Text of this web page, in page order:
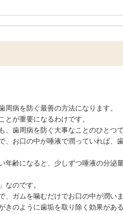
病を防ぐ最善の方法になります。
が重要になるわけです。
歯周病を防ぐ大事なことのひとつで
、お口の中が唾液で潤っていれば、
年齢になると、少しずつ唾液の分泌
のです。
ガムを噛むだけでお口の中が潤いま
きのように歯垢を取り除く効果があ